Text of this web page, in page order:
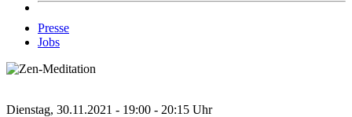
Presse
Jobs
Dienstag, 30.11.2021 - 19:00 - 20:15 Uhr